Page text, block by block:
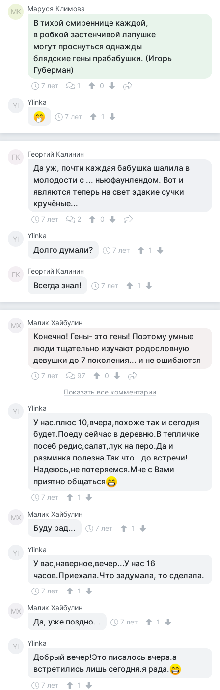
МК Маруся Климова
В тихой смиреннице каждой,
в робкой застенчивой лапушке
могут проснуться однажды
блядские гены прабабушки. (Игорь
Губерман)
7 лет 1 0
Yl
Ylinka
7 лет
1
ГК Георгий Калинин
Да уж, почти каждая бабушка шалила в
молодости с ... ньюфаунлендом. Вот и
являются теперь на свет эдакие сучки
кручёные...
7 лет 2 0
Yl Ylinka
Долго думали? 7 лет 1
ГК Георгий Калинин
Всегда знал! 7 лет 1
МХ Малик Хайбулин
Конечно! Гены- это гены! Поэтому умные
люди тщательно изучают родословную
девушки до 7 поколения... и не ошибаются
7 лет 97
0
Показать все комментарии
Yl Ylinka
У нас.плюс 10,вчера,похоже так и сегодня
будет.Поеду сейчас в деревню.В тепличке
посеб редис,салат,лук на перо.Да и
разминка полезна.Так что ..до встречи!
Надеюсь,не потеряемся.Мне с Вами
приятно общаться
7 лет 1
МХ Малик Хайбулин
Буду рад... 7 лет 1
Yl Ylinka
У вас,наверное,вечер...У нас 16
часов.Приехала.Что задумала, то сделала.
7 лет 1
МХ Малик Хайбулин
Да, уже поздно... 7 лет 1
Yl Ylinka
Добрый вечер!Это писалось вчера.а
встретились лишь сегодня.я рада.
7 лет 1